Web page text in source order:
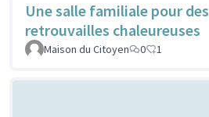
Une salle familiale pour des
retrouvailles chaleureuses
Maison du Citoyen
0 1